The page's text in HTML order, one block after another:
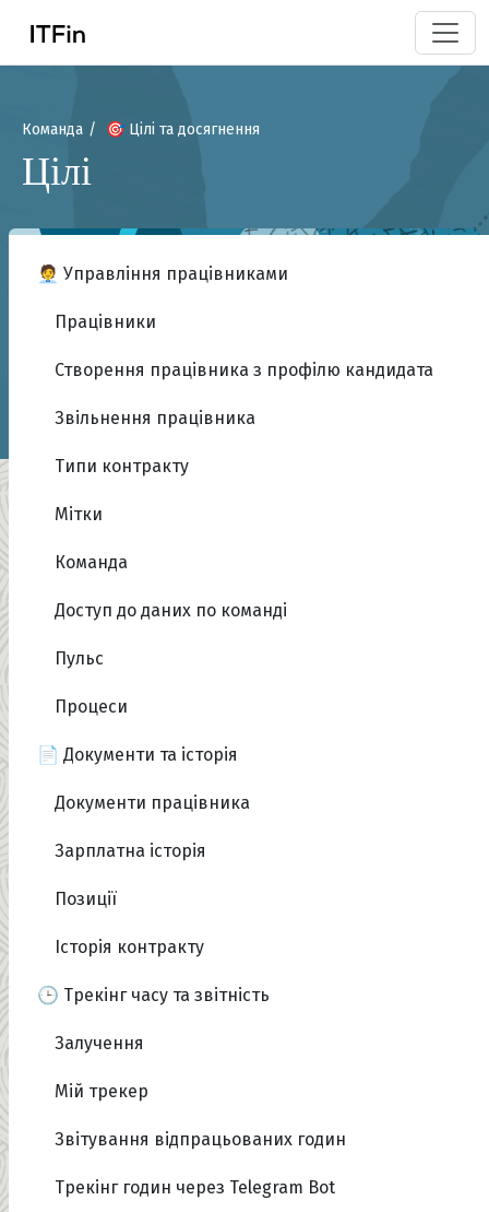
Команда 🎯 Цілі та досягнення
Цілі
🧑‍💼 Управління працівниками
Працівники
Створення працівника з профілю кандидата
Звільнення працівника
Типи контракту
Мітки
Команда
Доступ до даних по команді
Пульс
Процеси
📄 Документи та історія
Документи працівника
Зарплатна історія
Позиції
Історія контракту
🕒 Трекінг часу та звітність
Залучення
Мій трекер
Звітування відпрацьованих годин
Трекінг годин через Telegram Bot